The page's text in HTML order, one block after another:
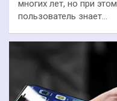
многих лет, но при
пользователь знает…